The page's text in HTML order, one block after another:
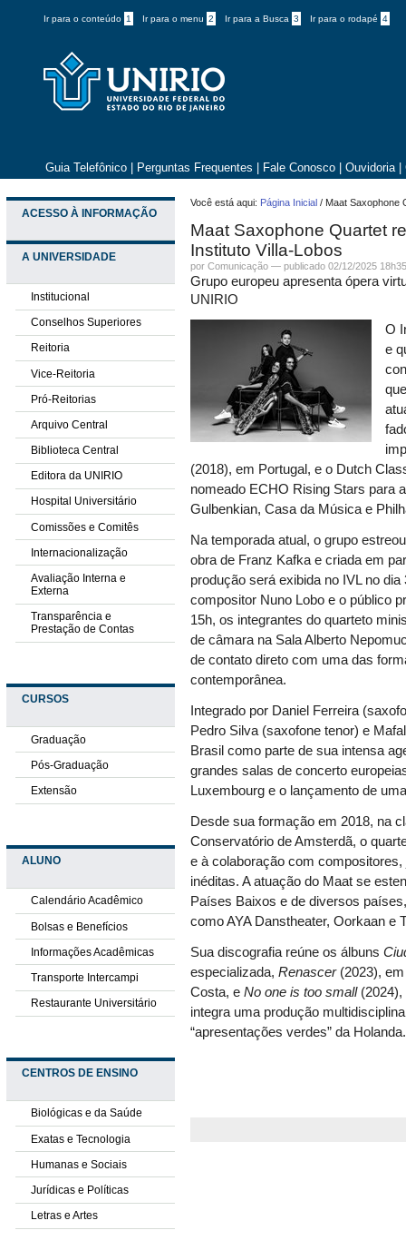
Ir para o conteúdo 1 Ir para o menu 2 Ir para a Busca 3 Ir para o rodapé 4
Guia Telefônico Perguntas Frequentes Fale Conosco Ouvidoria
ACESSO À INFORMAÇÃO
A UNIVERSIDADE
Institucional
Conselhos Superiores
Reitoria
Vice-Reitoria
Pró-Reitorias
Arquivo Central
Biblioteca Central
Editora da UNIRIO
Hospital Universitário
Comissões e Comitês
Internacionalização
Avaliação Interna e
Externa
Transparência e
Prestação de Contas
CURSOS
Graduação
Pós-Graduação
Extensão
ALUNO
Calendário Acadêmico
Bolsas e Benefícios
Informações Acadêmicas
Transporte Intercampi
Restaurante Universitário
CENTROS DE ENSINO
Biológicas e da Saúde
Exatas e Tecnologia
Humanas e Sociais
Jurídicas e Políticas
Letras e Artes
Você está aqui: Página Inicial / Maat Saxophone
Maat Saxophone Quartet
Instituto Villa-Lobos
porComunicação —publicado 02/12/2025
Grupo europeu apresenta ópera
UNIRIO
O
e
(2018), em Portugal, e o Dutch
nomeado ECHO Rising Stars para
Gulbenkian, Casa da Música e
Na temporada atual, o grupo
obra de Franz Kafka e criada em
produção será exibida no IVL no
compositor Nuno Lobo e o público
15h, os integrantes do quarteto
de câmara na Sala Alberto
de contato direto com uma das
contemporânea.
Integrado por Daniel Ferreira
Pedro Silva (saxofone tenor) e
Brasil como parte de sua intensa
grandes salas de concerto
Luxembourg e o lançamento de
Desde sua formação em 2018, na
Conservatório de Amsterdã, o
e à colaboração com
inéditas. A atuação do Maat se
Países Baixos e de diversos
como AYA Danstheater, Oorkaan e
Sua discografia reúne os álbuns
especializada,Renascer(2023), em
Costa, eNo one is too small(2024),
integra uma produção
“apresentações verdes” da Holanda.